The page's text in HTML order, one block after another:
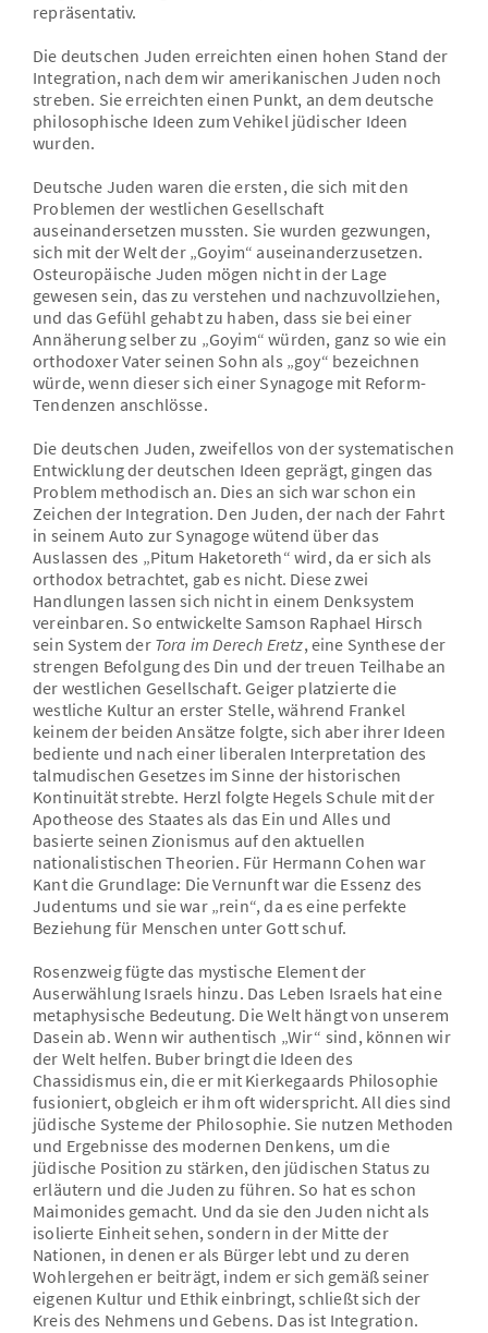
repräsentativ.
Die deutschen Juden erreichten einen hohen Stand der
Integration, nach dem wir amerikanischen Juden noch
streben. Sie erreichten einen Punkt, an dem deutsche
philosophische Ideen zum Vehikel jüdischer Ideen
wurden.
Deutsche Juden waren die ersten, die sich mit den
Problemen der westlichen Gesellschaft
auseinandersetzen mussten. Sie wurden gezwungen,
sich mit der Welt der „Goyim“ auseinanderzusetzen.
Osteuropäische Juden mögen nicht in der Lage
gewesen sein, das zu verstehen und nachzuvollziehen,
und das Gefühl gehabt zu haben, dass sie bei einer
Annäherung selber zu „Goyim“ würden, ganz so wie ein
orthodoxer Vater seinen Sohn als „goy“ bezeichnen
würde, wenn dieser sich einer Synagoge mit Reform-
Tendenzen anschlösse.
Die deutschen Juden, zweifellos von der systematischen
Entwicklung der deutschen Ideen geprägt, gingen das
Problem methodisch an. Dies an sich war schon ein
Zeichen der Integration. Den Juden, der nach der Fahrt
in seinem Auto zur Synagoge wütend über das
Auslassen des „Pitum Haketoreth“ wird, da er sich als
orthodox betrachtet, gab es nicht. Diese zwei
Handlungen lassen sich nicht in einem Denksystem
vereinbaren. So entwickelte Samson Raphael Hirsch
sein System der Tora im Derech Eretz, eine Synthese der
strengen Befolgung des Din und der treuen Teilhabe an
der westlichen Gesellschaft. Geiger platzierte die
westliche Kultur an erster Stelle, während Frankel
keinem der beiden Ansätze folgte, sich aber ihrer Ideen
bediente und nach einer liberalen Interpretation des
talmudischen Gesetzes im Sinne der historischen
Kontinuität strebte. Herzl folgte Hegels Schule mit der
Apotheose des Staates als das Ein und Alles und
basierte seinen Zionismus auf den aktuellen
nationalistischen Theorien. Für Hermann Cohen war
Kant die Grundlage: Die Vernunft war die Essenz des
Judentums und sie war „rein“, da es eine perfekte
Beziehung für Menschen unter Gott schuf.
Rosenzweig fügte das mystische Element der
Auserwählung Israels hinzu. Das Leben Israels hat eine
metaphysische Bedeutung. Die Welt hängt von unserem
Dasein ab. Wenn wir authentisch „Wir“ sind, können wir
der Welt helfen. Buber bringt die Ideen des
Chassidismus ein, die er mit Kierkegaards Philosophie
fusioniert, obgleich er ihm oft widerspricht. All dies sind
jüdische Systeme der Philosophie. Sie nutzen Methoden
und Ergebnisse des modernen Denkens, um die
jüdische Position zu stärken, den jüdischen Status zu
erläutern und die Juden zu führen. So hat es schon
Maimonides gemacht. Und da sie den Juden nicht als
isolierte Einheit sehen, sondern in der Mitte der
Nationen, in denen er als Bürger lebt und zu deren
Wohlergehen er beiträgt, indem er sich gemäß seiner
eigenen Kultur und Ethik einbringt, schließt sich der
Kreis des Nehmens und Gebens. Das ist Integration.